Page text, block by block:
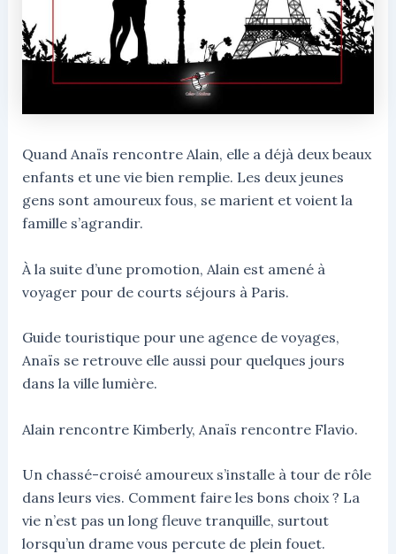
Quand Anaïs rencontre Alain, elle a déjà deux beaux
enfants et une vie bien remplie. Les deux jeunes
gens sont amoureux fous, se marient et voient la
famille s’agrandir.
À la suite d’une promotion, Alain est amené à
voyager pour de courts séjours à Paris.
Guide touristique pour une agence de voyages,
Anaïs se retrouve elle aussi pour quelques jours
dans la ville lumière.
Alain rencontre Kimberly, Anaïs rencontre Flavio.
Un chassé-croisé amoureux s’installe à tour de rôle
dans leurs vies. Comment faire les bons choix ? La
vie n’est pas un long fleuve tranquille, surtout
lorsqu’un drame vous percute de plein fouet.